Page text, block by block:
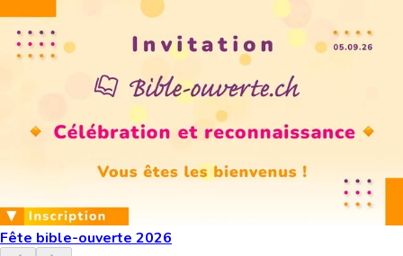
Fête bible-ouverte 2026